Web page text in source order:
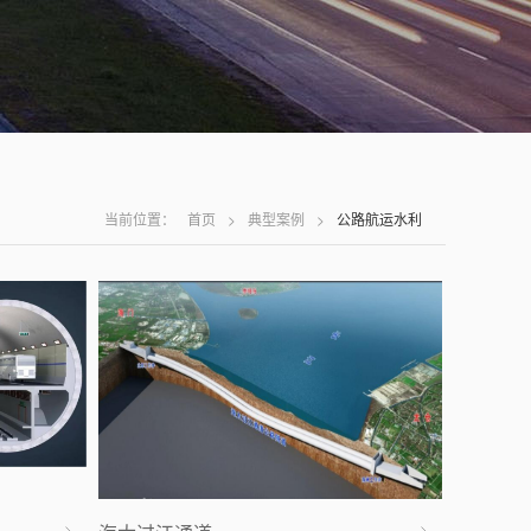
当前位置： 首页 > 典型案例 > 公路航运水利